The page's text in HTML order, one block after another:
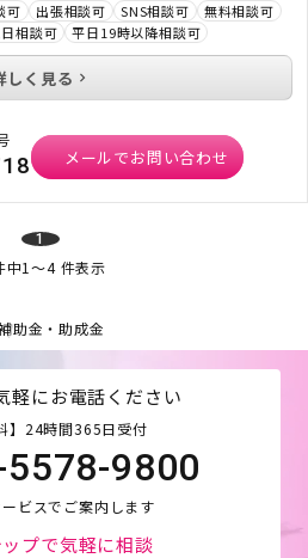
可 出張相談可 SNS相談可
無料相談可
相談可 平日19時以降相談可
しく見る
メールでお問い合わせ
1
中1〜4件表示
助金・助成金
軽にお電話ください
】24時間365日受付
9800
ビスでご案内します
プで気軽に相談